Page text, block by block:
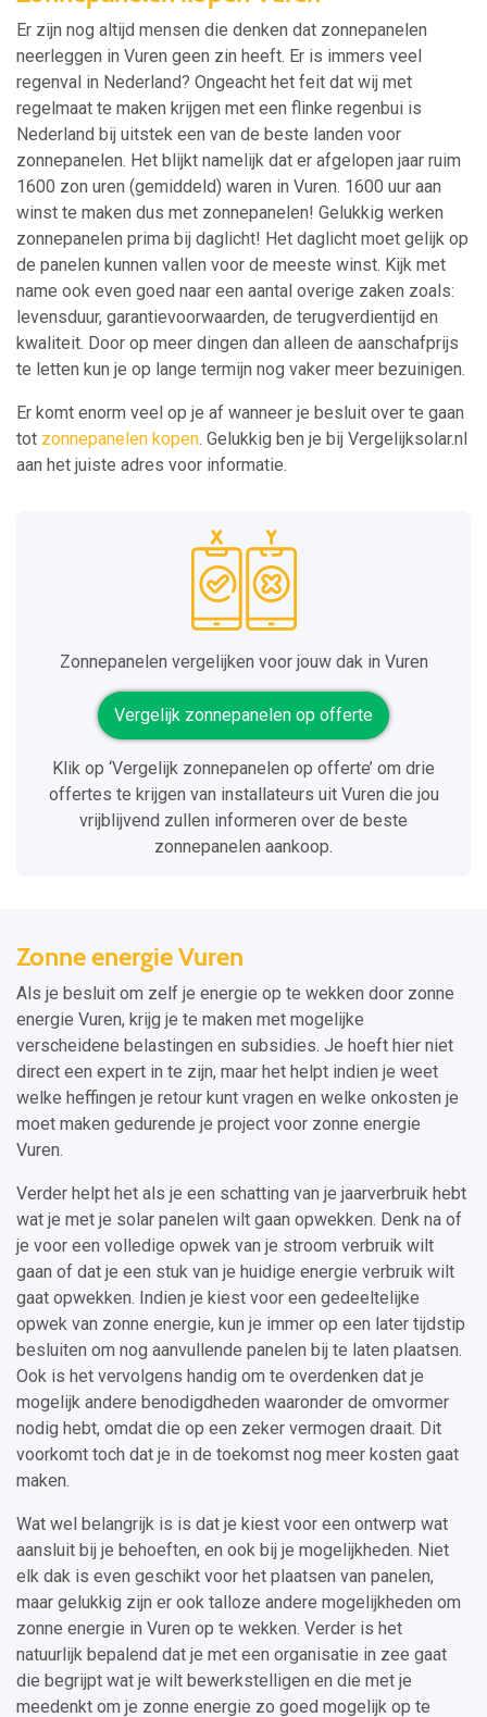
Er zijn nog altijd mensen die denken dat zonnepanelen
neerleggen in Vuren geen zin heeft. Er is immers veel
regenval in Nederland? Ongeacht het feit dat wij met
regelmaat te maken krijgen met een flinke regenbui is
Nederland bij uitstek een van de beste landen voor
zonnepanelen. Het blijkt namelijk dat er afgelopen jaar ruim
1600 zon uren (gemiddeld) waren in Vuren. 1600 uur aan
winst te maken dus met zonnepanelen! Gelukkig werken
zonnepanelen prima bij daglicht! Het daglicht moet gelijk op
de panelen kunnen vallen voor de meeste winst. Kijk met
name ook even goed naar een aantal overige zaken zoals:
levensduur, garantievoorwaarden, de terugverdientijd en
kwaliteit. Door op meer dingen dan alleen de aanschafprijs
te letten kun je op lange termijn nog vaker meer bezuinigen.
Er komt enorm veel op je af wanneer je besluit over te gaan
tot zonnepanelen kopen. Gelukkig ben je bij Vergelijksolar.nl
aan het juiste adres voor informatie.
Zonnepanelen vergelijken voor jouw dak in Vuren
Vergelijk zonnepanelen op offerte
Klik op ‘Vergelijk zonnepanelen op offerte’ om drie
offertes te krijgen van installateurs uit Vuren die jou
vrijblijvend zullen informeren over de beste
zonnepanelen aankoop.
Zonne energie Vuren
Als je besluit om zelf je energie op te wekken door zonne
energie Vuren, krijg je te maken met mogelijke
verscheidene belastingen en subsidies. Je hoeft hier niet
direct een expert in te zijn, maar het helpt indien je weet
welke heffingen je retour kunt vragen en welke onkosten je
moet maken gedurende je project voor zonne energie
Vuren.
Verder helpt het als je een schatting van je jaarverbruik hebt
wat je met je solar panelen wilt gaan opwekken. Denk na of
je voor een volledige opwek van je stroom verbruik wilt
gaan of dat je een stuk van je huidige energie verbruik wilt
gaat opwekken. Indien je kiest voor een gedeeltelijke
opwek van zonne energie, kun je immer op een later tijdstip
besluiten om nog aanvullende panelen bij te laten plaatsen.
Ook is het vervolgens handig om te overdenken dat je
mogelijk andere benodigdheden waaronder de omvormer
nodig hebt, omdat die op een zeker vermogen draait. Dit
voorkomt toch dat je in de toekomst nog meer kosten gaat
maken.
Wat wel belangrijk is is dat je kiest voor een ontwerp wat
aansluit bij je behoeften, en ook bij je mogelijkheden. Niet
elk dak is even geschikt voor het plaatsen van panelen,
maar gelukkig zijn er ook talloze andere mogelijkheden om
zonne energie in Vuren op te wekken. Verder is het
natuurlijk bepalend dat je met een organisatie in zee gaat
die begrijpt wat je wilt bewerkstelligen en die met je
meedenkt om je zonne energie zo goed mogelijk op te